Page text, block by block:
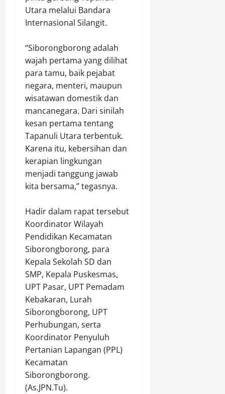
Utara melalui Bandara
Internasional Silangit.
‎“Siborongborong adalah
wajah pertama yang dilihat
para tamu, baik pejabat
negara, menteri, maupun
wisatawan domestik dan
mancanegara. Dari sinilah
kesan pertama tentang
Tapanuli Utara terbentuk.
Karena itu, kebersihan dan
kerapian lingkungan
menjadi tanggung jawab
kita bersama,” tegasnya.
‎Hadir dalam rapat tersebut
Koordinator Wilayah
Pendidikan Kecamatan
Siborongborong, para
Kepala Sekolah SD dan
SMP, Kepala Puskesmas,
UPT Pasar, UPT Pemadam
Kebakaran, Lurah
Siborongborong, UPT
Perhubungan, serta
Koordinator Penyuluh
Pertanian Lapangan (PPL)
Kecamatan
Siborongborong.
(As.JPN.Tu).